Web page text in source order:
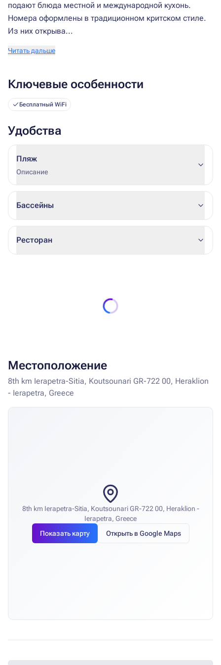
подают блюда местной и международной кухонь.
Номера оформлены в традиционном критском стиле.
Из них открыва...
Читать дальше
Ключевые особенности
Бесплатный WiFi
Удобства
Пляж
Описание
Бассейны
Ресторан
Местоположение
8th km Ierapetra-Sitia, Koutsounari GR-722 00, Heraklion
- Ierapetra, Greece
8th km Ierapetra-Sitia, Koutsounari GR-722 00, Heraklion -
Ierapetra, Greece
Показать карту
Открыть в Google Maps